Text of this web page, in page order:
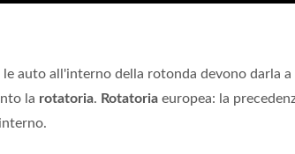
auto all'interno della rotonda devono darla
la rotatoria. Rotatoria europea: la